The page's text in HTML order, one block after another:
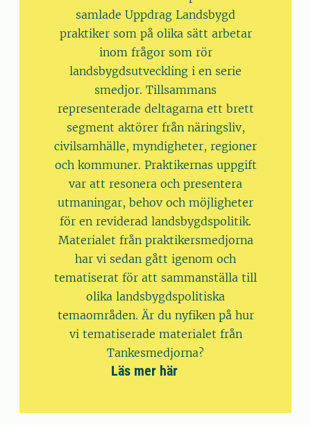
samlade Uppdrag Landsbygd
praktiker som på olika sätt arbetar
inom frågor som rör
landsbygdsutveckling i en serie
smedjor. Tillsammans
representerade deltagarna ett brett
segment aktörer från näringsliv,
civilsamhälle, myndigheter, regioner
och kommuner. Praktikernas uppgift
var att resonera och presentera
utmaningar, behov och möjligheter
för en reviderad landsbygdspolitik.
Materialet från praktikersmedjorna
har vi sedan gått igenom och
tematiserat för att sammanställa till
olika landsbygdspolitiska
temaområden. Är du nyfiken på hur
vi tematiserade materialet från
Tankesmedjorna?
Läs mer här